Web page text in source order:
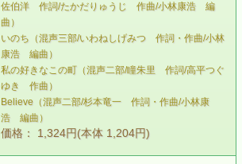
佐伯洋 作詞/たかだりゅうじ 作曲/小林康浩 編
曲）
いのち（混声三部/いわねしげみつ 作詞・作曲/小林
康浩 編曲）
私の好きなこの町（混声二部/瞳朱里 作詞/高平つぐ
ゆき 作曲）
Believe（混声二部/杉本竜一 作詞・作曲/小林康
浩 編曲）
価格： 1,324円(本体 1,204円)